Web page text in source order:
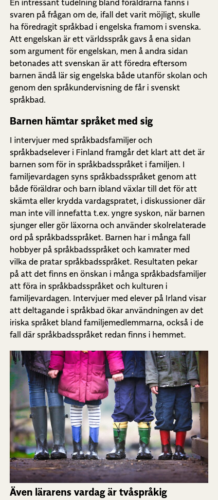
En intressant tudelning bland föräldrarna fanns i
svaren på frågan om de, ifall det varit möjligt, skulle
ha föredragit språkbad i engelska framom i svenska.
Att engelskan är ett världsspråk gavs å ena sidan
som argument för engelskan, men å andra sidan
betonades att svenskan är att föredra eftersom
barnen ändå lär sig engelska både utanför skolan och
genom den språkundervisning de får i svenskt
språkbad.
Barnen hämtar språket med sig
I intervjuer med språkbadsfamiljer och
språkbadselever i Finland framgår det klart att det är
barnen som för in språkbadsspråket i familjen. I
familjevardagen syns språkbadsspråket genom att
både föräldrar och barn ibland växlar till det för att
skämta eller krydda vardagspratet, i diskussioner där
man inte vill innefatta t.ex. yngre syskon, när barnen
sjunger eller gör läxorna och använder skolrelaterade
ord på språkbadsspråket. Barnen har i många fall
hobbyer på språkbadsspråket och kamrater med
vilka de pratar språkbadsspråket. Resultaten pekar
på att det finns en önskan i många språkbadsfamiljer
att föra in språkbadsspråket och kulturen i
familjevardagen. Intervjuer med elever på Irland visar
att deltagande i språkbad ökar användningen av det
iriska språket bland familjemedlemmarna, också i de
fall där språkbadsspråket redan finns i hemmet.
Även lärarens vardag är tvåspråkig